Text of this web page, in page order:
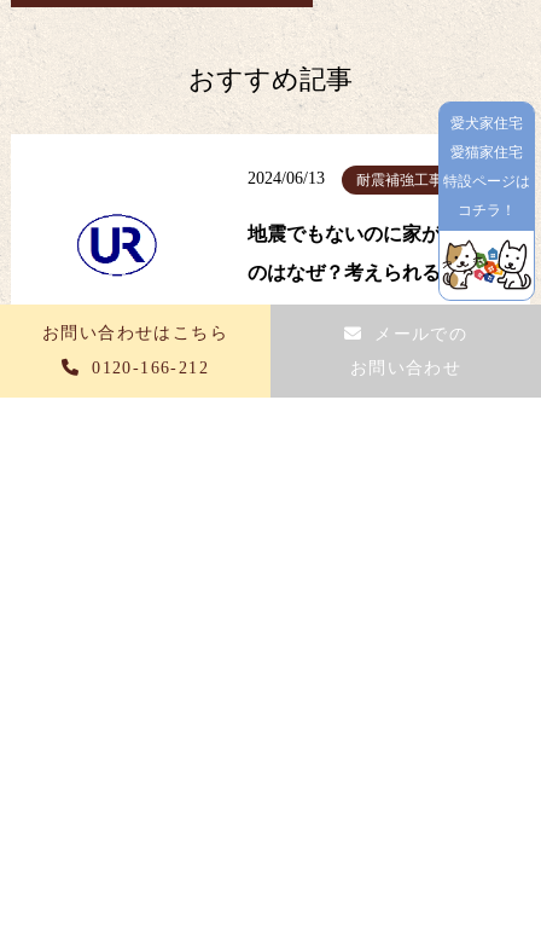
おすすめ記事
2024/06/13 耐震補強工事
地震でもないのに家が揺れる
のはなぜ？考えられる原因と
対処法
愛犬家住宅
愛猫家住宅
特設ページは
コチラ！
お問い合わせはこちら
0120-166-212
メールでの
お問い合わせ